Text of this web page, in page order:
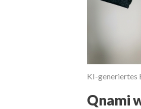
KI-generiertes
Qnami